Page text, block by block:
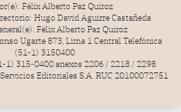
Félix Alberto Paz Quiroz
Hugo David Aguirre Castañeda
Félix Alberto Paz Quiroz
Ugarte 873, Lima 1 Central Telefónica
(51-1) 3150400
1) 315-0400 anexos 2206 / 2218 / 2298
Editoriales S.A. RUC 20100072751